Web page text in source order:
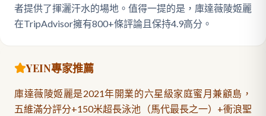
者提供了揮灑汗水的場地。值得一提的是，庫達薇陵姬麗
在TripAdvisor擁有800+條評論且保持4.9高分。
YEIN專家推薦
庫達薇陵姬麗是2021年開業的六星級家庭蜜月兼顧島，
五維滿分評分+150米超長泳池（馬代最長之一）+衝浪聖